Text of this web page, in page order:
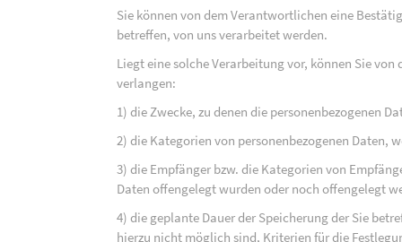
Sie können von dem Verantwortlichen eine
betreffen, von uns verarbeitet werden.
Liegt eine solche Verarbeitung vor, können Sie
verlangen:
1) die Zwecke, zu denen die personenbezogenen
2) die Kategorien von personenbezogenen Daten,
3) die Empfänger bzw. die Kategorien von
Daten offengelegt wurden oder noch offengelegt
4) die geplante Dauer der Speicherung der Sie
hierzu nicht möglich sind, Kriterien für die